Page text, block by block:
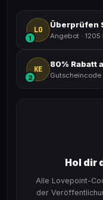
LO
1 Angebot ·
KE
2
80% Rabatt
Gutscheincode
Hol dir
Alle Lovepoint-
der